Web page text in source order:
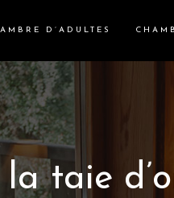
D’ADULTES
taie